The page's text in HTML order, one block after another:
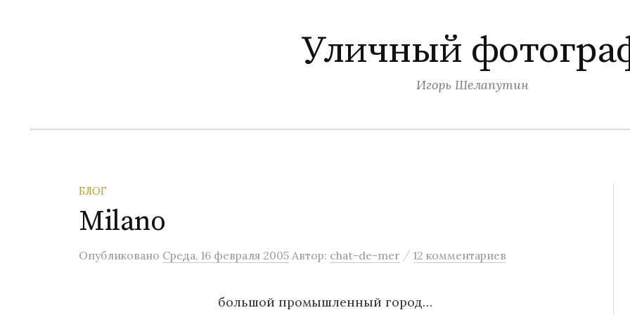
и
Уличный
Игорь Шелапутин
БЛОГ
Milano
Опубликовано Среда, 16 февраля 2005 Автор: chat-de-mer / 12 комментариев
большой промышленный город…